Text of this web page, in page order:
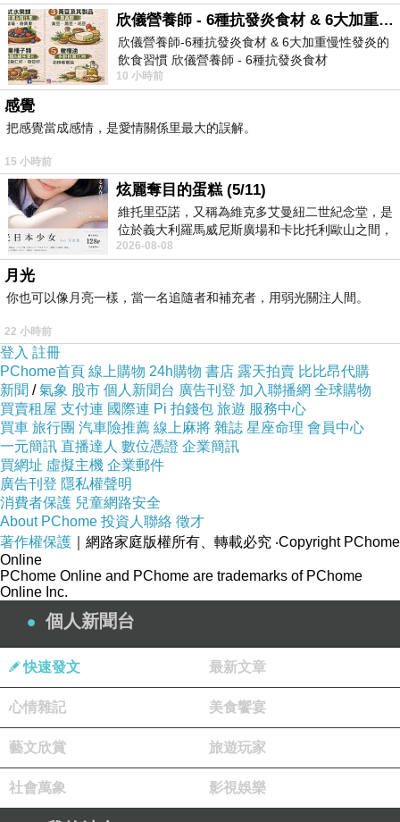
生的種種滋味。無論是在哪一個階段，讓我們珍
惜每一份感情，用心去呵護和經營，讓愛成為我
們生命中最美麗的花朵。
愛情是生命中最美好的禮物，而婚姻則是將愛情
常常遭遇挑戰和困難，這時候需要和合術的智慧
和挽回的勇氣來維護我們珍貴的感情。
人們常說，婚姻是一條充滿荊棘的道路，其中包
含了無數的考驗和試煉。當激情消退、矛盾產生
時，我們需要學會以和合的方式來化解衝突。
石，尋求共識和解決方案。它呼籲我們以愛為導
向，以包容和理解的心態來面對婚姻中的困難，
並尋找建立和諧關係的方法。
然而，有時候我們可能走到了感情的邊緣，面臨
著分離和破碎的局面。這時候，挽回的力量變得
至關重要。挽回並非僅僅是回到過去的模式，而
是重新建立的過程。它需要我們正視自己的錯
誤，勇敢面對問題，並付出努力來修復破裂的感
情。挽回的過程中，我們需要反思和成長，重新
建立信任和愛的連結。這是一個需要時間和耐心
的旅程，但當我們成功地挽回了逝去的感情時，
我們將體會到愛的奇蹟。
婚姻是一段充滿情感的旅程，它需要我們的用心
和付出。我們要懂得欣賞對方的價值和優點，尊
重彼此的差異和成長。我們要保持開放的心態，
願意接納改變和成長，以共同的目標和價值觀來
共同努力。只有這樣，我們才能讓婚姻繼續綻放
出豐盛的感情之花。
欣儀營養師 - 6種抗發炎食材 & 6大加重慢性發炎的飲食習慣
欣儀營養師-6種抗發炎食材 & 6大加重慢性發炎的
飲食習慣 欣儀營養師 - 6種抗發炎食材
https://www.facebook.com/photo/?fbid=147
10 小時前
感覺
把感覺當成感情，是愛情關係里最大的誤解。
15 小時前
炫麗奪目的蛋糕 (5/11)
維托里亞諾，又稱為維克多艾曼紐二世紀念堂，是
位於義大利羅馬威尼斯廣場和卡比托利歐山之間，
用以紀念統一義大利統一後的的第一位國
2026-08-08
月光
你也可以像月亮一樣，當一名追隨者和補充者，用弱光關注人間。
22 小時前
登入 註冊
PChome首頁 線上購物 24h購物 書店 露天拍賣 比比昂代購
新聞 /氣象 股市 個人新聞台 廣告刊登 加入聯播網 全球購物
買賣租屋 支付連 國際連 Pi 拍錢包 旅遊 服務中心
買車 旅行團 汽車險推薦 線上麻將 雜誌 星座命理 會員中心
一元簡訊 直播達人 數位憑證 企業簡訊
買網址 虛擬主機 企業郵件
廣告刊登 隱私權聲明
消費者保護 兒童網路安全
About PChome 投資人聯絡 徵才
著作權保護 ｜網路家庭版權所有、轉載必究 ‧Copyright PChome
Online
PChome Online and PChome are trademarks of PChome
Online Inc.
個人新聞台
快速發文 最新文章
心情雜記 美食饗宴
藝文欣賞 旅遊玩家
社會萬象 影視娛樂